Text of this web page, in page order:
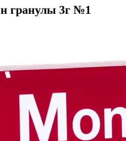
гранулы 3г №1